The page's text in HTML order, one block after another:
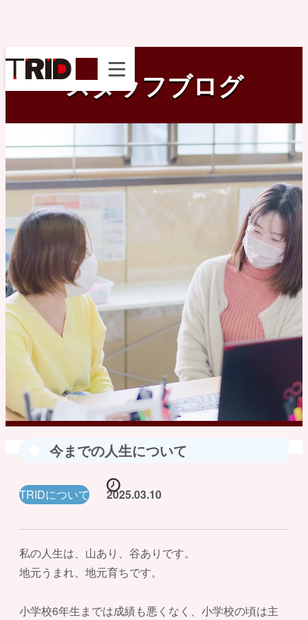
instagram
スタッフブログ
今までの人生について
TRIDについて 2025.03.10
私の人生は、山あり、谷ありです。
地元うまれ、地元育ちです。
小学校6年生までは成績も悪くなく、小学校の頃は主